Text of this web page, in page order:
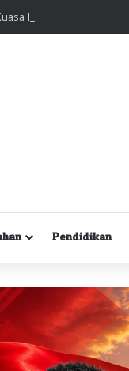
Pendidikan